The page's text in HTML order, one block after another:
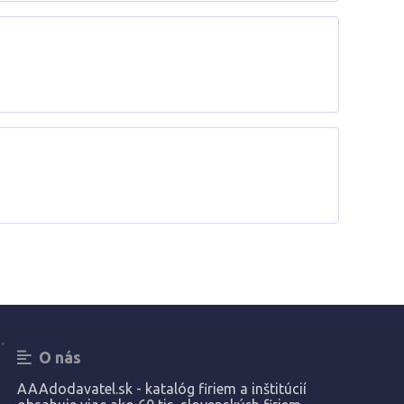
O nás
AAAdodavatel.sk - katalóg firiem a inštitúcií